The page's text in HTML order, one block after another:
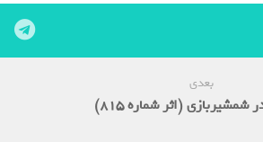
بعدی
شمشیربازی (اثر شماره 815)